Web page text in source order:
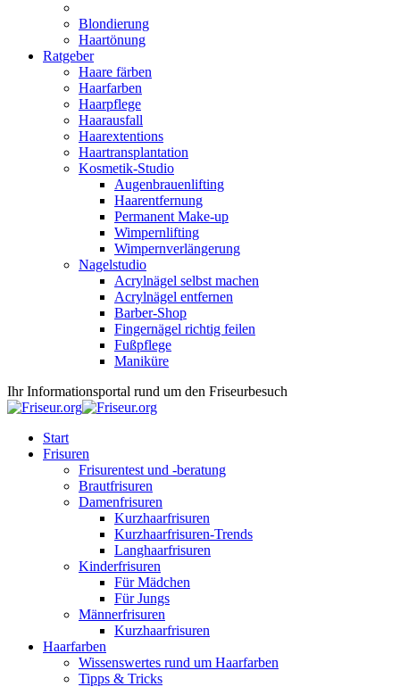
Blondierung
Haartönung
Ratgeber
Haare färben
Haarfarben
Haarpflege
Haarausfall
Haarextentions
Haartransplantation
Kosmetik-Studio
Augenbrauenlifting
Haarentfernung
Permanent Make-up
Wimpernlifting
Wimpernverlängerung
Nagelstudio
Acrylnägel selbst machen
Acrylnägel entfernen
Barber-Shop
Fingernägel richtig feilen
Fußpflege
Maniküre
Ihr Informationsportal rund um den Friseurbesuch
Start
Frisuren
Frisurentest und -beratung
Brautfrisuren
Damenfrisuren
Kurzhaarfrisuren
Kurzhaarfrisuren-Trends
Langhaarfrisuren
Kinderfrisuren
Für Mädchen
Für Jungs
Männerfrisuren
Kurzhaarfrisuren
Haarfarben
Wissenswertes rund um Haarfarben
Tipps & Tricks